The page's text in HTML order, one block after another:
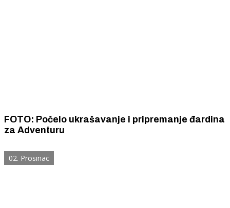
FOTO: Počelo ukrašavanje i pripremanje đardina
za Adventuru
02. Prosinac